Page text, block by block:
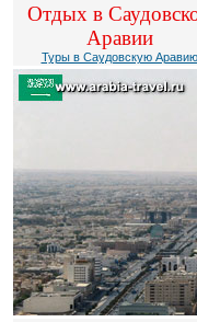
Отдых в
Аравии
Туры в Саудовскую Аравию